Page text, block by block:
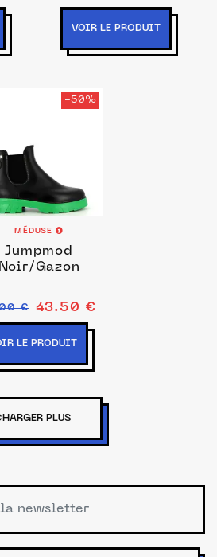
VOIR LE PRODUIT
-50%
MÉDUSE
Jumpmod
Noir/Gazon
€ 43.50 €
LE PRODUIT
PLUS